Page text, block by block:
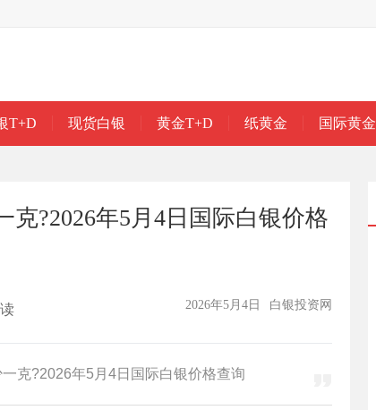
T+D 现货白银 黄金T+D 纸黄金 国际黄金
克?2026年5月4日国际白银价格
白银投资网
2026年5月4日
克?2026年5月4日国际白银价格查询